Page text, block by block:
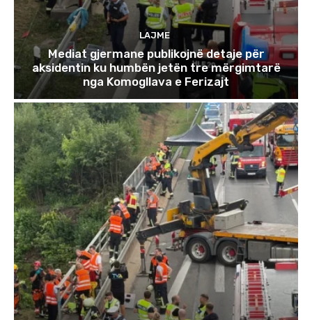
LAJME
Mediat gjermane publikojnë detaje për
aksidentin ku humbën jetën tre mërgimtarë
nga Komogllava e Ferizajt